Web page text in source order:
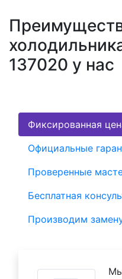
137020 у нас
Фиксированная
Официальные
Проверенные
Бесплатная
Производим